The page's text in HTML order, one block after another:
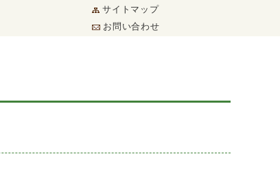
サイトマップ
お問い合わせ